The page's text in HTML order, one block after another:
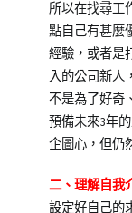
所以在找尋工
點自己有甚麼
經驗，或者是
入的公司新人
不是為了好奇
預備未來3年
企圖心，但仍
二、理解自我
設定好自己的